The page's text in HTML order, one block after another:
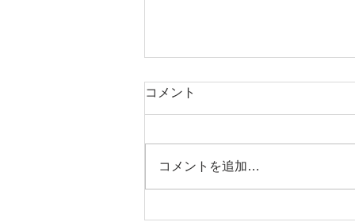
心筋梗塞体験記
コメント
コメントを追加…